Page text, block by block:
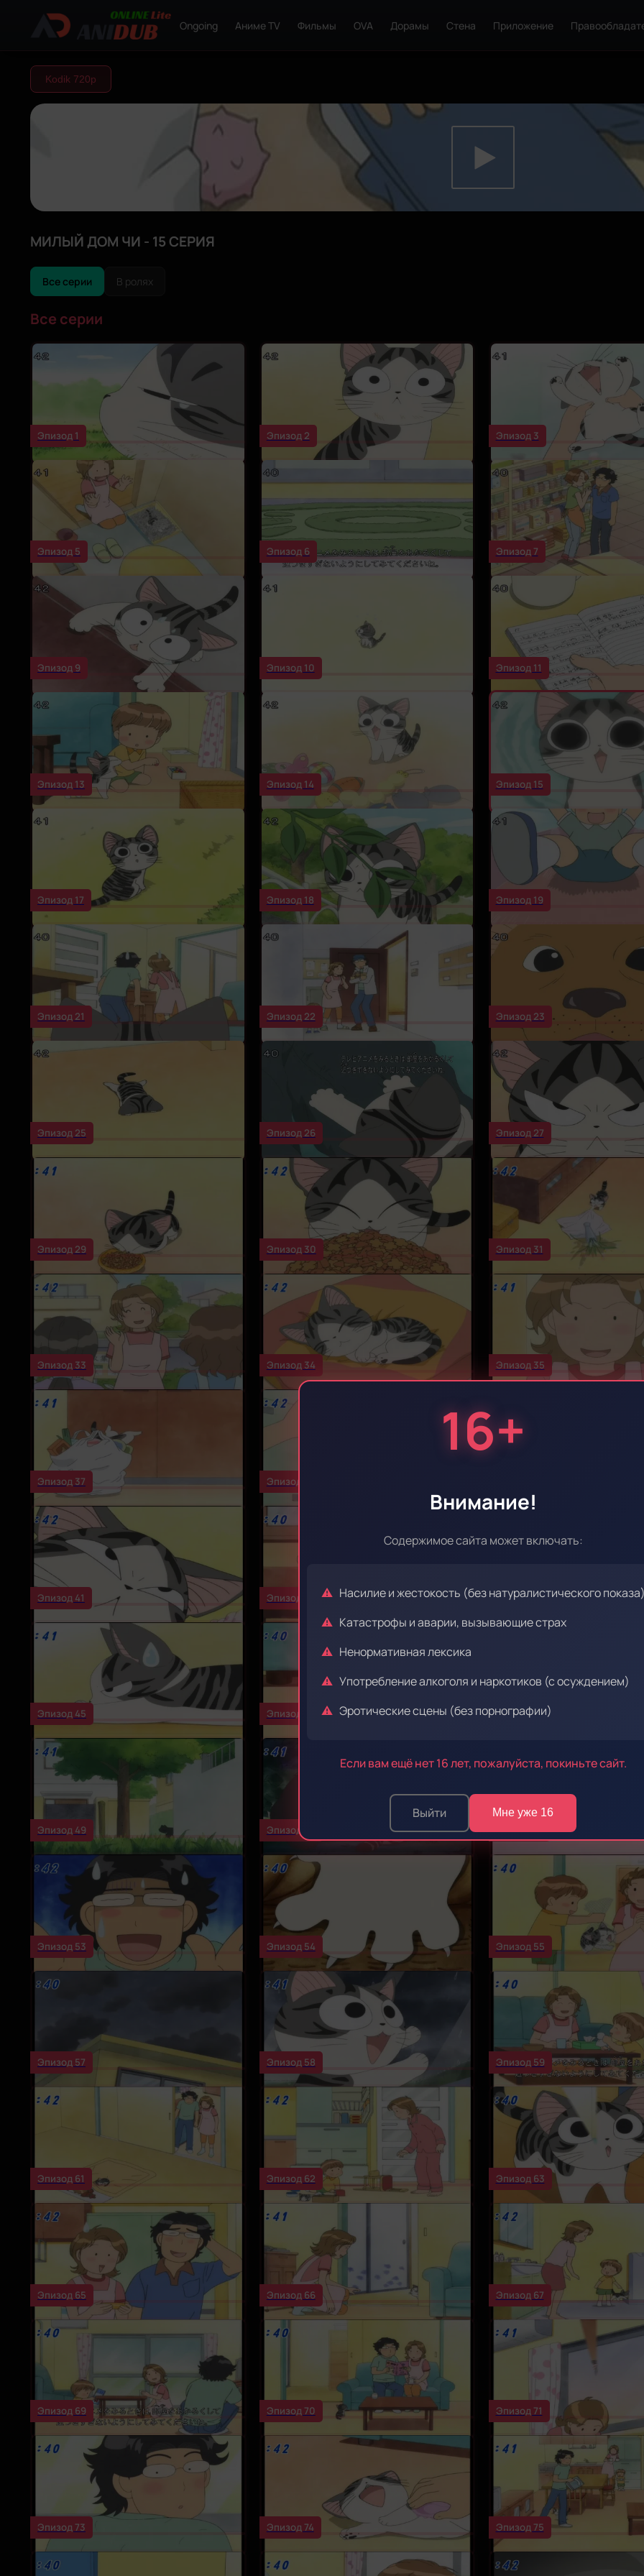
16+
Внимание!
Содержимое сайта может включать:
Насилие и жестокость (без натуралистического показа)
Катастрофы и аварии, вызывающие страх
Ненормативная лексика
Употребление алкоголя и наркотиков (с осуждением)
Эротические сцены (без порнографии)
Если вам ещё нет 16 лет, пожалуйста, покиньте сайт.
Выйти Мне уже 16
Ongoing Аниме TV Фильмы OVA Дорамы Стена Приложение
Kodik 720р
МИЛЫЙ ДОМ ЧИ - 15 СЕРИЯ
Все серии В ролях
Все серии
Эпизод 1 Эпизод 2 Эпизод 3
Эпизод 5 Эпизод 6 Эпизод 7
Эпизод 9 Эпизод 10 Эпизод 11
Эпизод 13 Эпизод 14 Эпизод 15
Эпизод 17 Эпизод 18 Эпизод 19
Эпизод 21 Эпизод 22 Эпизод 23
Эпизод 25 Эпизод 26 Эпизод 27
Эпизод 29 Эпизод 30 Эпизод 31
Эпизод 33 Эпизод 34 Эпизод 35
Эпизод 37 Эпизод 38
Эпизод 41 Эпизод 42 Эпизод 43
Эпизод 45 Эпизод 46 Эпизод 47
Эпизод 49 Эпизод 50 Эпизод 51
Эпизод 53 Эпизод 54 Эпизод 55
Эпизод 57 Эпизод 58 Эпизод 59
Эпизод 61 Эпизод 62 Эпизод 63
Эпизод 65 Эпизод 66 Эпизод 67
Эпизод 69 Эпизод 70 Эпизод 71
Эпизод 73 Эпизод 74 Эпизод 75